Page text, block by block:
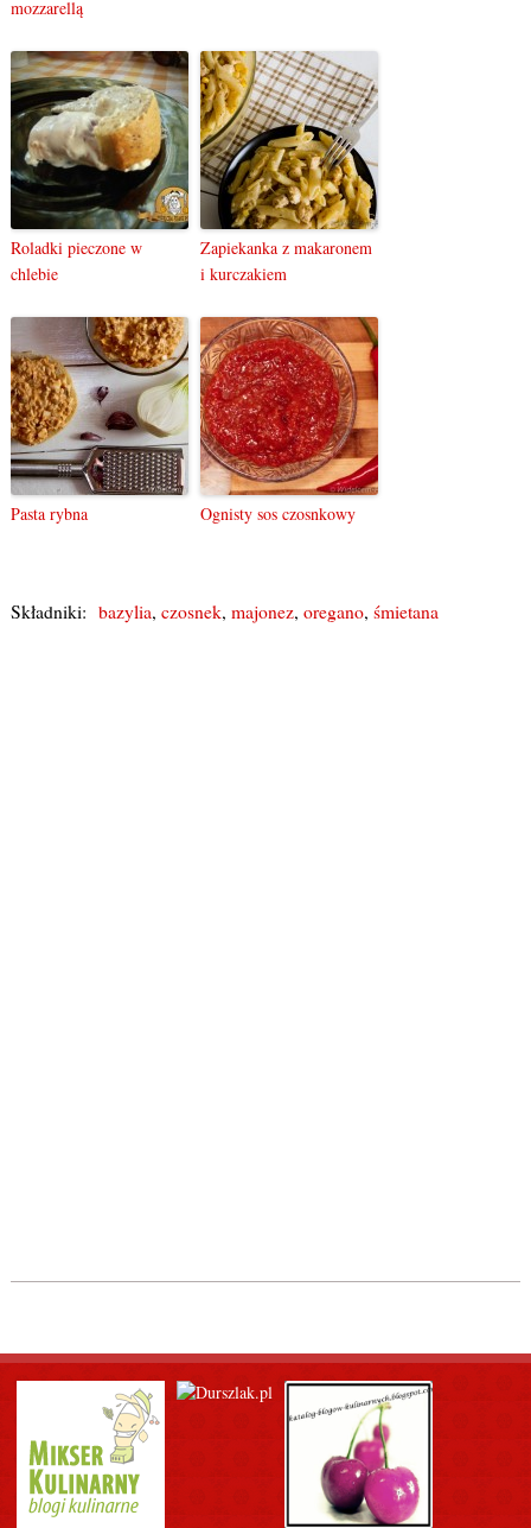
mozzarellą
Roladki pieczone w
chlebie
Zapiekanka z makaronem
i kurczakiem
Pasta rybna Ognisty sos czosnkowy
Składniki: bazylia, czosnek, majonez, oregano, śmietana